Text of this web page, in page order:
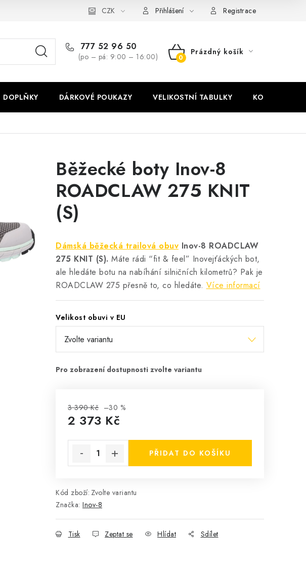
Velikostní tabulky Ochrana osobních údajů Zásady používání
CZK Přihlášení Registrace
777 52 96 50
(po – pá: 9:00 – 16:00)
NÁKUPNÍ
Prázdný košík
DOPLŇKY DÁRKOVÉ POUKAZY VELIKOSTNÍ TABULKY KONTAKT
Běžecké boty Inov-8
ROADCLAW 275 KNIT
(S)
Dámská běžecká trailová obuv Inov-8 ROADCLAW
275 KNIT (S). Máte rádi “fit & feel” Inovejťáckých bot,
ale hledáte botu na nabíhání silničních kilometrů? Pak je
ROADCLAW 275 přesně to, co hledáte. Více informací
Velikost obuvi v EU
3 390 Kč –30 %
2 373 Kč
PŘIDAT DO KOŠÍKU
Kód zboží: Zvolte variantu
Značka: Inov-8
Tisk Zeptat se Hlídat Sdílet